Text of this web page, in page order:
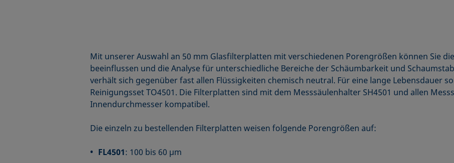
Mit unserer Auswahl an 50 mm Glasfilterplatten mit verschie­denen Porengrößen können Sie
beeinflussen und die Analyse für unterschiedliche Bereiche der Schäumbarkeit und
verhält sich gegenüber fast allen Flüssigkeiten chemisch neutral. Für eine lange Lebensdauer
Reinigungsset TO4501. Die Filterplatten sind mit dem Messsäulenhalter SH4501 und allen
Innendurchmesser kompatibel.
Die einzeln zu bestellenden Filterplatten weisen folgende Porengrößen auf:
FL4501: 100 bis 60 µm